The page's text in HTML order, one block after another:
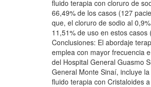
fluido terapia con cloruro de
66,49% de los casos (127
que, el cloruro de sodio al
11,51% de uso en estos casos
Conclusiones: El abordaje
emplea con mayor frecuencia
del Hospital General Guasmo
General Monte Sinaí, incluye
fluido terapia con Cristaloides